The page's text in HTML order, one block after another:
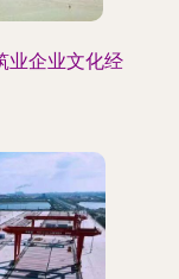
业企业文化经